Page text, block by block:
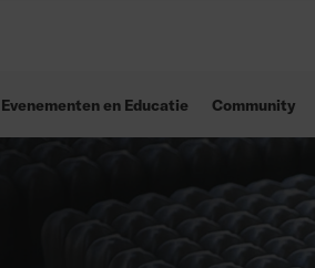
Evenementen en Educatie Community